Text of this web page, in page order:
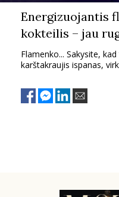
Energizuojantis
kokteilis – jau
Flamenko... Sakysite,
karštakraujis ispanas,